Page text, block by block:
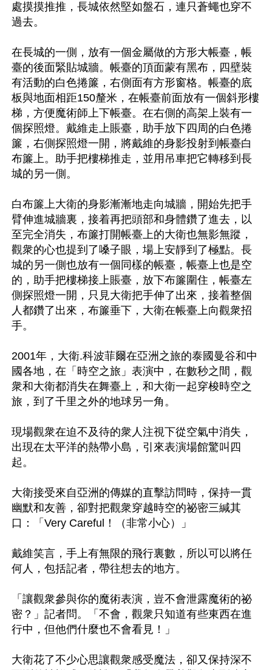
處摸摸推推，長城依然堅如盤石，連只蒼蠅也穿不
過去。
在長城的一側，放有一個金屬做的方形大帳臺，帳
臺的後面緊貼城牆。帳臺的頂面蒙有黑布，四壁裝
有活動的白色捲簾，右側面有方形窗格。帳臺的底
板與地面相距150釐米，在帳臺前面放有一個斜形樓
梯，方便魔術師上下帳臺。在右側的高架上裝有一
個探照燈。戴維走上賬臺，助手放下四周的白色捲
簾，右側探照燈一開，將戴維的身影投射到帳臺白
布簾上。助手把樓梯推走，並用吊車把它轉移到長
城的另一側。
白布簾上大衛的身影漸漸地走向城牆，開始先把手
臂伸進城牆裏，接着再把頭部和身體鑽了進去，以
至完全消失，布簾打開帳臺上的大衛也無影無蹤，
觀衆的心也提到了嗓子眼，場上安靜到了極點。長
城的另一側也放有一個同樣的帳臺，帳臺上也是空
的，助手把樓梯接上賬臺，放下布簾圍住，帳臺左
側探照燈一開，只見大衛把手伸了出來，接着整個
人都鑽了出來，布簾垂下，大衛在帳臺上向觀衆招
手。
2001年，大衛.科波菲爾在亞洲之旅的泰國曼谷和中
國各地，在「時空之旅」表演中，在數秒之間，觀
衆和大衛都消失在舞臺上，和大衛一起穿梭時空之
旅，到了千里之外的地球另一角。
現場觀衆在迫不及待的衆人注視下從空氣中消失，
出現在太平洋的熱帶小島，引來表演場館驚叫四
起。
大衛接受來自亞洲的傳媒的直擊訪問時，保持一貫
幽默和友善，卻對把觀衆穿越時空的祕密三緘其
口：「Very Careful！（非常小心）」
戴維笑言，手上有無限的飛行裏數，所以可以將任
何人，包括記者，帶往想去的地方。
「讓觀衆參與你的魔術表演，豈不會泄露魔術的祕
密？」記者問。「不會，觀衆只知道有些東西在進
行中，但他們什麼也不會看見！」
大衛花了不少心思讓觀衆感受魔法，卻又保持深不